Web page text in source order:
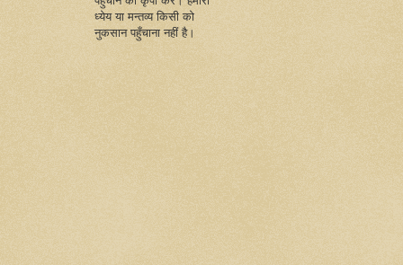
ध्येय या मन्तव्य किसी को
नुकसान पहुँचाना नहीं है।